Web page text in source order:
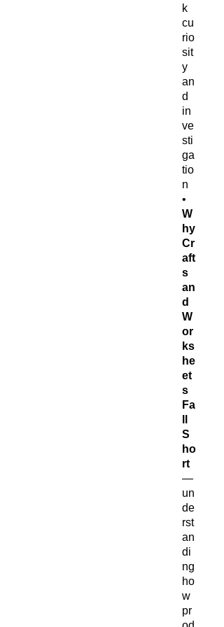
k
cu
rio
sit
y
an
d
in
ve
sti
ga
tio
n
•
W
hy
Cr
aft
s
an
d
W
or
ks
he
et
s
Fa
S
ho
rt
—
un
de
rst
an
di
ng
ho
w
pr